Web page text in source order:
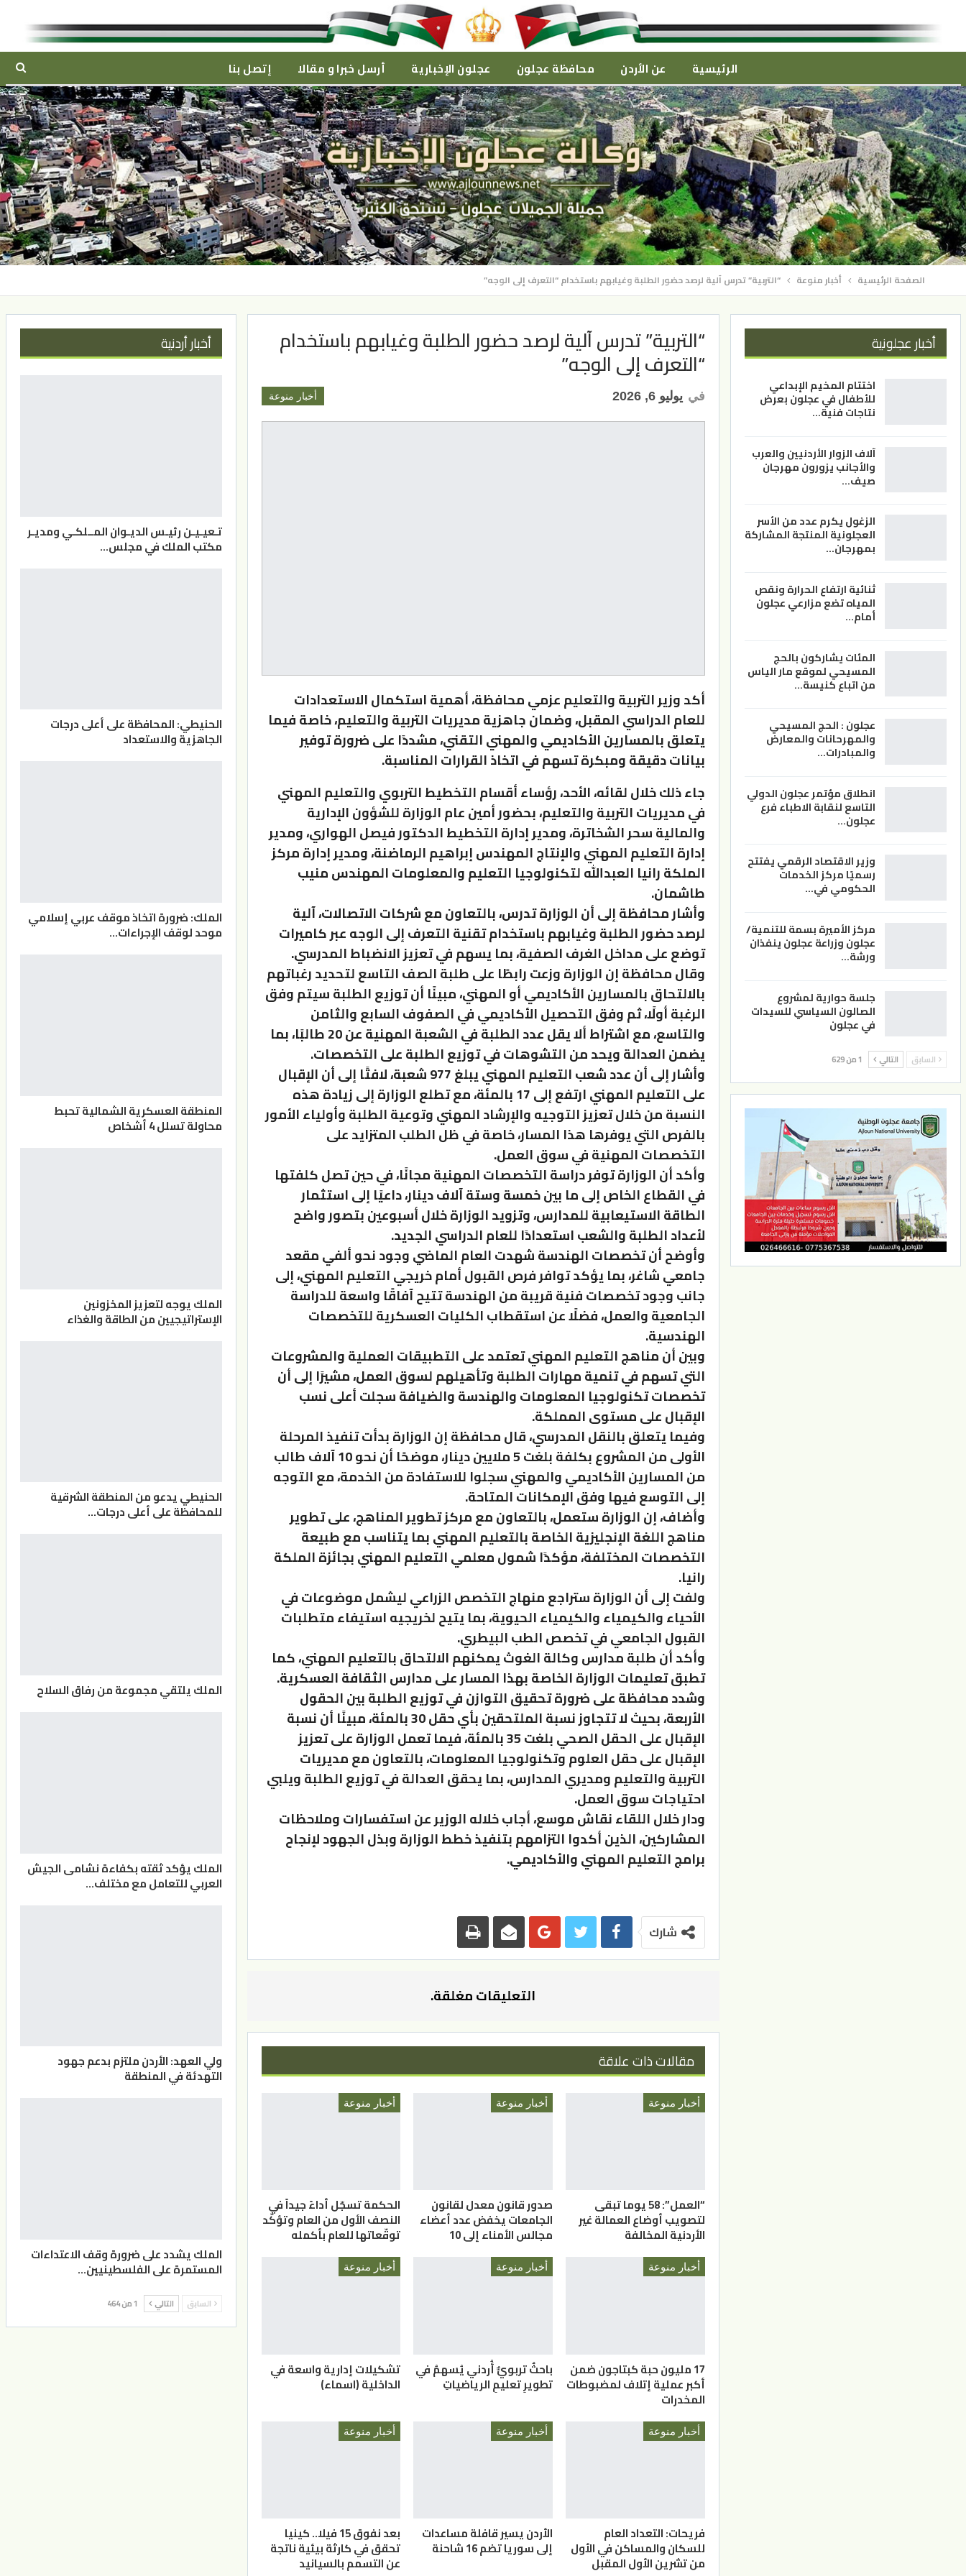
الرئيسية عن الأردن محافظة عجلون عجلون الإخبارية أرسل خبرا و مقالا إتصل بنا
الصفحة الرئيسية أخبار منوعة “التربية” تدرس آلية لرصد حضور الطلبة وغيابهم باستخدام “التعرف إلى الوجه”
“التربية” تدرس آلية لرصد حضور الطلبة وغيابهم باستخدام
“التعرف إلى الوجه”
أخبار منوعة في يوليو 6, 2026
أكد وزير التربية والتعليم عزمي محافظة، أهمية استكمال الاستعدادات
للعام الدراسي المقبل، وضمان جاهزية مديريات التربية والتعليم، خاصة فيما
يتعلق بالمسارين الأكاديمي والمهني التقني، مشددًا على ضرورة توفير
بيانات دقيقة ومبكرة تسهم في اتخاذ القرارات المناسبة.
جاء ذلك خلال لقائه، الأحد، رؤساء أقسام التخطيط التربوي والتعليم المهني
في مديريات التربية والتعليم، بحضور أمين عام الوزارة للشؤون الإدارية
والمالية سحر الشخاترة، ومدير إدارة التخطيط الدكتور فيصل الهواري، ومدير
إدارة التعليم المهني والإنتاج المهندس إبراهيم الرماضنة، ومدير إدارة مركز
الملكة رانيا العبدالله لتكنولوجيا التعليم والمعلومات المهندس منيب
طاشمان.
وأشار محافظة إلى أن الوزارة تدرس، بالتعاون مع شركات الاتصالات، آلية
لرصد حضور الطلبة وغيابهم باستخدام تقنية التعرف إلى الوجه عبر كاميرات
توضع على مداخل الغرف الصفية، بما يسهم في تعزيز الانضباط المدرسي.
وقال محافظة إن الوزارة وزعت رابطًا على طلبة الصف التاسع لتحديد رغباتهم
بالالتحاق بالمسارين الأكاديمي أو المهني، مبينًا أن توزيع الطلبة سيتم وفق
الرغبة أولًا، ثم وفق التحصيل الأكاديمي في الصفوف السابع والثامن
والتاسع، مع اشتراط ألا يقل عدد الطلبة في الشعبة المهنية عن 20 طالبًا، بما
يضمن العدالة ويحد من التشوهات في توزيع الطلبة على التخصصات.
وأشار إلى أن عدد شعب التعليم المهني يبلغ 977 شعبة، لافتًا إلى أن الإقبال
على التعليم المهني ارتفع إلى 17 بالمئة، مع تطلع الوزارة إلى زيادة هذه
النسبة من خلال تعزيز التوجيه والإرشاد المهني وتوعية الطلبة وأولياء الأمور
بالفرص التي يوفرها هذا المسار، خاصة في ظل الطلب المتزايد على
التخصصات المهنية في سوق العمل.
وأكد أن الوزارة توفر دراسة التخصصات المهنية مجانًا، في حين تصل كلفتها
في القطاع الخاص إلى ما بين خمسة وستة آلاف دينار، داعيًا إلى استثمار
الطاقة الاستيعابية للمدارس، وتزويد الوزارة خلال أسبوعين بتصور واضح
لأعداد الطلبة والشعب استعدادًا للعام الدراسي الجديد.
وأوضح أن تخصصات الهندسة شهدت العام الماضي وجود نحو ألفي مقعد
جامعي شاغر، بما يؤكد توافر فرص القبول أمام خريجي التعليم المهني، إلى
جانب وجود تخصصات فنية قريبة من الهندسة تتيح آفاقًا واسعة للدراسة
الجامعية والعمل، فضلًا عن استقطاب الكليات العسكرية للتخصصات
الهندسية.
وبين أن مناهج التعليم المهني تعتمد على التطبيقات العملية والمشروعات
التي تسهم في تنمية مهارات الطلبة وتأهيلهم لسوق العمل، مشيرًا إلى أن
تخصصات تكنولوجيا المعلومات والهندسة والضيافة سجلت أعلى نسب
الإقبال على مستوى المملكة.
وفيما يتعلق بالنقل المدرسي، قال محافظة إن الوزارة بدأت تنفيذ المرحلة
الأولى من المشروع بكلفة بلغت 5 ملايين دينار، موضحًا أن نحو 10 آلاف طالب
من المسارين الأكاديمي والمهني سجلوا للاستفادة من الخدمة، مع التوجه
إلى التوسع فيها وفق الإمكانات المتاحة.
وأضاف، إن الوزارة ستعمل، بالتعاون مع مركز تطوير المناهج، على تطوير
مناهج اللغة الإنجليزية الخاصة بالتعليم المهني بما يتناسب مع طبيعة
التخصصات المختلفة، مؤكدًا شمول معلمي التعليم المهني بجائزة الملكة
رانيا.
ولفت إلى أن الوزارة ستراجع منهاج التخصص الزراعي ليشمل موضوعات في
الأحياء والكيمياء والكيمياء الحيوية، بما يتيح لخريجيه استيفاء متطلبات
القبول الجامعي في تخصص الطب البيطري.
وأكد أن طلبة مدارس وكالة الغوث يمكنهم الالتحاق بالتعليم المهني، كما
تطبق تعليمات الوزارة الخاصة بهذا المسار على مدارس الثقافة العسكرية.
وشدد محافظة على ضرورة تحقيق التوازن في توزيع الطلبة بين الحقول
الأربعة، بحيث لا تتجاوز نسبة الملتحقين بأي حقل 30 بالمئة، مبينًا أن نسبة
الإقبال على الحقل الصحي بلغت 35 بالمئة، فيما تعمل الوزارة على تعزيز
الإقبال على حقل العلوم وتكنولوجيا المعلومات، بالتعاون مع مديريات
التربية والتعليم ومديري المدارس، بما يحقق العدالة في توزيع الطلبة ويلبي
احتياجات سوق العمل.
ودار خلال اللقاء نقاش موسع، أجاب خلاله الوزير عن استفسارات وملاحظات
المشاركين، الذين أكدوا التزامهم بتنفيذ خطط الوزارة وبذل الجهود لإنجاح
برامج التعليم المهني والأكاديمي.
شارك
التعليقات مغلقة.
مقالات ذات علاقة
أخبار منوعة
“العمل”: 58 يوما تبقى
لتصويب أوضاع العمالة غير
الأردنية المخالفة
أخبار منوعة
صدور قانون معدل لقانون
الجامعات يخفض عدد أعضاء
مجالس الأمناء إلى 10
أخبار منوعة
الحكمة تسجّل أداءً جيداً في
النصف الأول من العام وتؤكّد
توقّعاتها للعام بأكمله
أخبار منوعة
17 مليون حبة كبتاجون ضمن
أكبر عملية إتلاف لمضبوطات
المخدرات
أخبار منوعة
باحثٌ تربويٌّ أُردني يُسهمُ في
تطويرِ تعليمِ الرياضياتِ
أخبار منوعة
تشكيلات إدارية واسعة في
الداخلية (اسماء)
أخبار منوعة
فريحات: التعداد العام
للسكان والمساكن في الأول
من تشرين الأول المقبل
أخبار منوعة
الأردن يسير قافلة مساعدات
إلى سوريا تضم 16 شاحنة
أخبار منوعة
بعد نفوق 15 فيلا.. كينيا
تحقق في كارثة بيئية ناتجة
عن التسمم بالسيانيد
أخبار عجلونية
اختتام المخيم الإبداعي
للأطفال في عجلون بعرض
نتاجات فنية…
آلاف الزوار الأردنيين والعرب
والأجانب يزورون مهرجان
صيف…
الزغول يكرم عدد من الأسر
العجلونية المنتجة المشاركة
بمهرجان…
ثنائية ارتفاع الحرارة ونقص
المياه تضع مزارعي عجلون
أمام…
المئات يشاركون بالحج
المسيحي لموقع مار الياس
من اتباع كنيسة…
عجلون : الحج المسيحي
والمهرحانات والمعارض
والمبادرات…
انطلاق مؤتمر عجلون الدولي
التاسع لنقابة الاطباء فرع
عجلون…
وزير الاقتصاد الرقمي يفتتح
رسميًا مركز الخدمات
الحكومي في…
مركز الأميرة بسمة للتنمية/
عجلون وزراعة عجلون ينفذان
ورشة…
جلسة حوارية لمشروع
الصالون السياسي للسيدات
في عجلون
السابق التالي 1 من 629
أخبار أردنية
تـعيـيـن رئيـس الديـوان المــلكـي ومديـر
مكتب الملك في مجلس…
الحنيطي: المحافظة على أعلى درجات
الجاهزية والاستعداد
الملك: ضرورة اتخاذ موقف عربي إسلامي
موحد لوقف الإجراءات…
المنطقة العسكرية الشمالية تحبط
محاولة تسلل 4 أشخاص
الملك يوجه لتعزيز المخزونين
الإستراتيجيين من الطاقة والغذاء
الحنيطي يدعو من المنطقة الشرقية
للمحافظة على أعلى درجات…
الملك يلتقي مجموعة من رفاق السلاح
الملك يؤكد ثقته بكفاءة نشامى الجيش
العربي للتعامل مع مختلف…
ولي العهد: الأردن ملتزم بدعم جهود
التهدئة في المنطقة
الملك يشدد على ضرورة وقف الاعتداءات
المستمرة على الفلسطينيين…
السابق التالي 1 من 464